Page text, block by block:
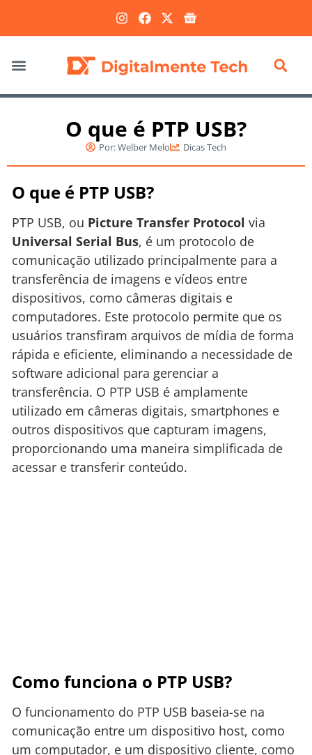
O que é PTP USB?
Por:Welber Melo Dicas Tech
O que é PTP USB?
PTP USB, ou Picture Transfer Protocol via
Universal Serial Bus, é um protocolo de
comunicação utilizado principalmente para a
transferência de imagens e vídeos entre
dispositivos, como câmeras digitais e
computadores. Este protocolo permite que os
usuários transfiram arquivos de mídia de forma
rápida e eficiente, eliminando a necessidade de
software adicional para gerenciar a
transferência. O PTP USB é amplamente
utilizado em câmeras digitais, smartphones e
outros dispositivos que capturam imagens,
proporcionando uma maneira simplificada de
acessar e transferir conteúdo.
Como funciona o PTP USB?
O funcionamento do PTP USB baseia-se na
comunicação entre um dispositivo host, como
um computador, e um dispositivo cliente, como